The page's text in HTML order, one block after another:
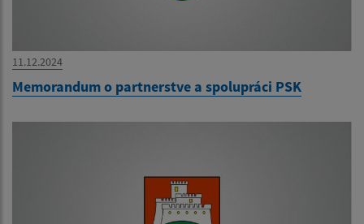
11.12.2024
Memorandum o partnerstve a spolupráci PSK